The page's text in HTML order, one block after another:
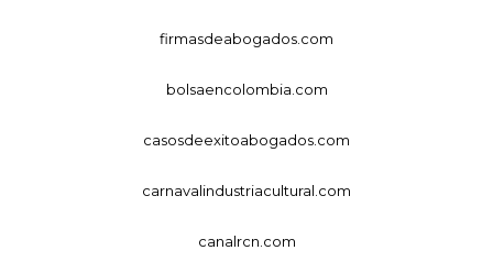
firmasdeabogados.com
bolsaencolombia.com
casosdeexitoabogados.com
carnavalindustriacultural.com
canalrcn.com